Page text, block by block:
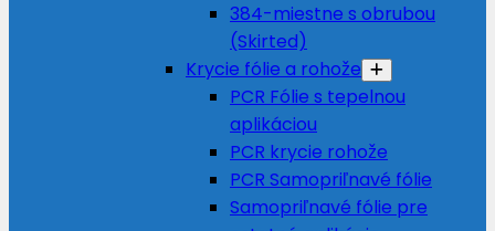
384-miestne s obrubou
(Skirted)
Krycie fólie a rohože
PCR Fólie s tepelnou
aplikáciou
PCR krycie rohože
PCR Samopriľnavé fólie
Samopriľnavé fólie pre